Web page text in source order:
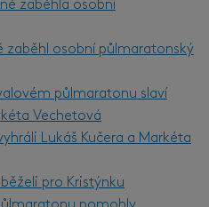
zaběhla osobní
zaběhl osobní půlmaratonský
půlmaratonu slaví
Vechetová
Lukáš Kučera a Markéta
pro Kristýnku